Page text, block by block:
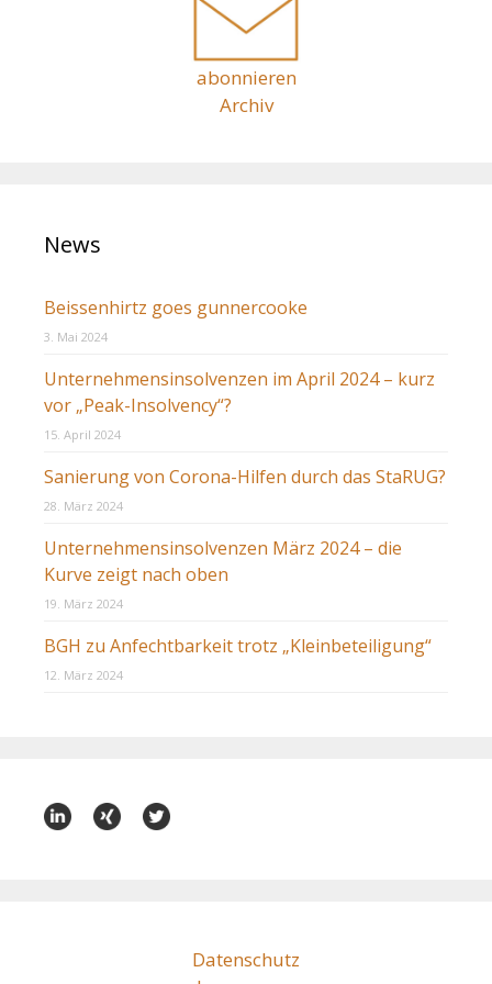
abonnieren
Archiv
News
Beissenhirtz goes gunnercooke
3. Mai 2024
Unternehmensinsolvenzen im April 2024 – kurz
vor „Peak-Insolvency“?
15. April 2024
Sanierung von Corona-Hilfen durch das StaRUG?
28. März 2024
Unternehmensinsolvenzen März 2024 – die
Kurve zeigt nach oben
19. März 2024
BGH zu Anfechtbarkeit trotz „Kleinbeteiligung“
12. März 2024
Datenschutz